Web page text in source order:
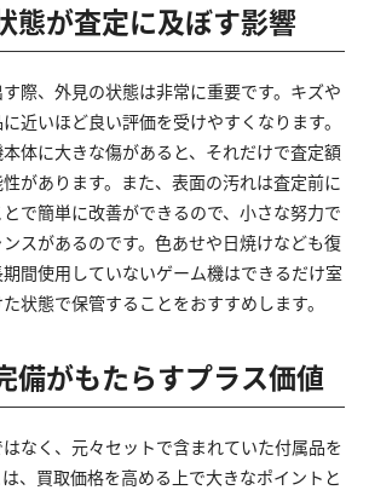
態が査定に及ぼす影響
際、外見の状態は非常に重要です。キズや
近いほど良い評価を受けやすくなります。
体に大きな傷があると、それだけで査定額
があります。また、表面の汚れは査定前に
で簡単に改善ができるので、小さな努力で
スがあるのです。色あせや日焼けなども復
間使用していないゲーム機はできるだけ室
状態で保管することをおすすめします。
備がもたらすプラス価値
なく、元々セットで含まれていた付属品を
、買取価格を高める上で大きなポイントと